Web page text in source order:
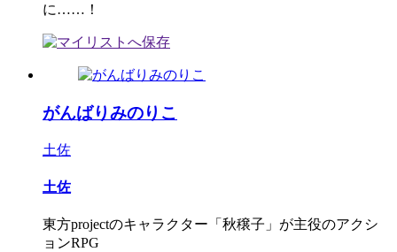
に……！
がんばりみのりこ
土佐
土佐
東方projectのキャラクター「秋穣子」が主役のアクシ
ョンRPG